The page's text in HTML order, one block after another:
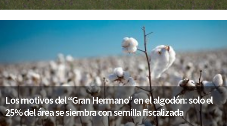
Los motivos del “Gran Hermano” en el algodón: solo el
25% del área se siembra con semilla fiscalizada